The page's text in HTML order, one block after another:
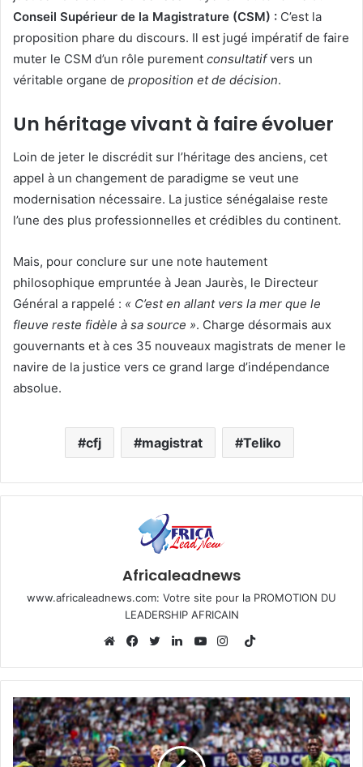
Conseil Supérieur de la Magistrature (CSM) : C’est la
proposition phare du discours. Il est jugé impératif de faire
muter le CSM d’un rôle purement consultatifvers un
véritable organe de proposition et de décision.
Un héritage vivant à faire évoluer
Loin de jeter le discrédit sur l’héritage des anciens, cet
appel à un changement de paradigme se veut une
modernisation nécessaire. La justice sénégalaise reste
l’une des plus professionnelles et crédibles du continent.
Mais, pour conclure sur une note hautement
philosophique empruntée à Jean Jaurès, le Directeur
Général a rappelé : « C’est en allant vers la mer que le
fleuve reste fidèle à sa source ». Charge désormais aux
gouvernants et à ces 35 nouveaux magistrats de mener le
navire de la justice vers ce grand large d’indépendance
absolue.
cfj magistrat Teliko
Africaleadnews
www.africaleadnews.com: Votre site pour la PROMOTION DU
LEADERSHIP AFRICAIN
e
b
s
i
t
a
c
e
b
o
w
i
t
t
e
i
n
k
e
d
o
u
T
u
b
n
s
t
a
g
T
k
T
o
k